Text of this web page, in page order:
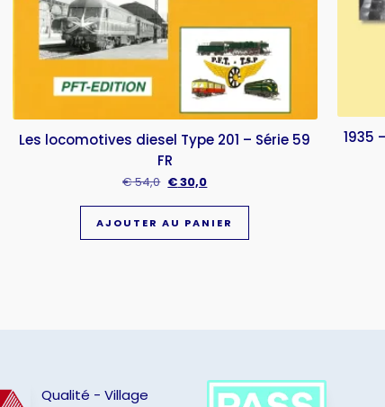
Les locomotives diesel Type 201 – Série 59
FR
€54,0 €30,0
AJOUTER AU PANIER
1935
Qualité - Village